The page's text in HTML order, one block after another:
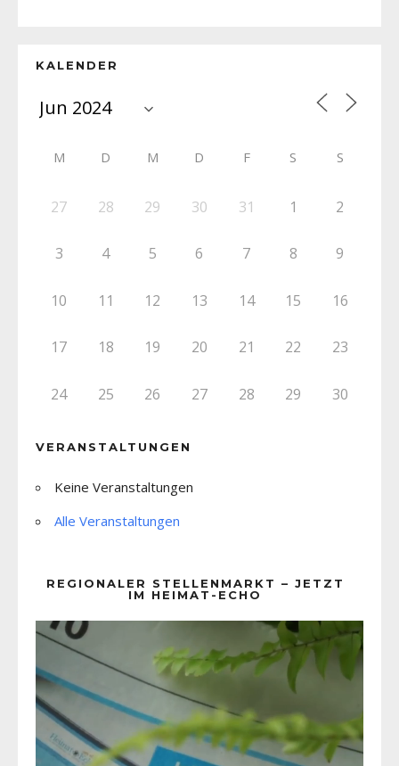
KALENDER
M D M D F S S
27 28 29 30 31 1 2
3 4 5 6 7 8 9
10 11 12 13 14 15 16
17 18 19 20 21 22 23
24 25 26 27 28 29 30
VERANSTALTUNGEN
Keine Veranstaltungen
Alle Veranstaltungen
REGIONALER STELLENMARKT – JETZT
IM HEIMAT-ECHO
Player